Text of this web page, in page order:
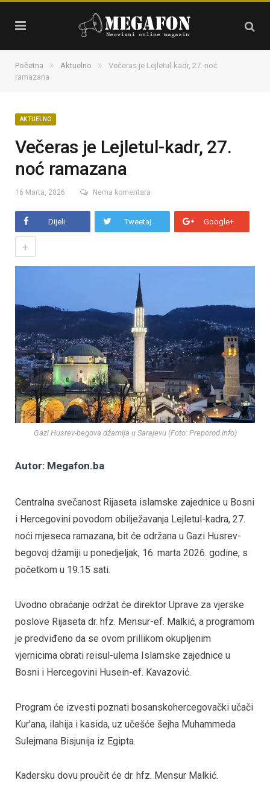
Početna » Aktuelno »
Večeras je Lejletul-kadr, 27. noć
ramazana
AKTUELNO
Večeras je Lejletul-kadr, 27.
noć ramazana
16 Marta, 2026 Nema komentara
Dijeli Tweetaj Google+
+
Gazi Husrev-begova džamija u Sarajevu (Foto: Preporod.info)
Autor: Megafon.ba
Centralna svečanost Rijaseta islamske zajednice u Bosni
i Hercegovini povodom obilježavanja Lejletul-kadra, 27.
noći mjeseca ramazana, bit će održana u Gazi Husrev-
begovoj džamiji u ponedjeljak, 16. marta 2026. godine, s
početkom u 19.15 sati.
Uvodno obraćanje održat će direktor Uprave za vjerske
poslove Rijaseta dr. hfz. Mensur-ef. Malkić, a programom
je predviđeno da se ovom prillikom okupljenim
vjernicima obrati reisul-ulema Islamske zajednice u
Bosni i Hercegovini Husein-ef. Kavazović.
Program će izvesti poznati bosanskohercegovački učači
Kur'ana, ilahija i kasida, uz učešće šejha Muhammeda
Sulejmana Bisjunija iz Egipta.
Kadersku dovu proučit će dr. hfz. Mensur Malkić.